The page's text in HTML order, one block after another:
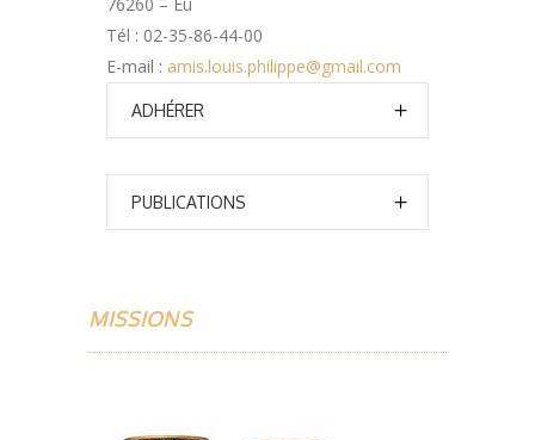
76260 – Eu
Tél : 02-35-86-44-00
E-mail : amis.louis.philippe@gmail.com
ADHÉRER
PUBLICATIONS
MISSIONS